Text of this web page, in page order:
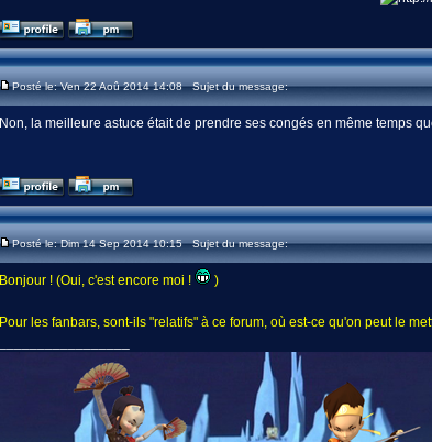
Posté le: Ven 22 Aoû 2014 14:08 Sujet du message:
Non, la meilleure astuce était de prendre ses congés en même temps
Posté le: Dim 14 Sep 2014 10:15 Sujet du message:
Bonjour ! (Oui, c'est encore moi ! )
Pour les fanbars, sont-ils "relatifs" à ce forum, où est-ce qu'on peut le